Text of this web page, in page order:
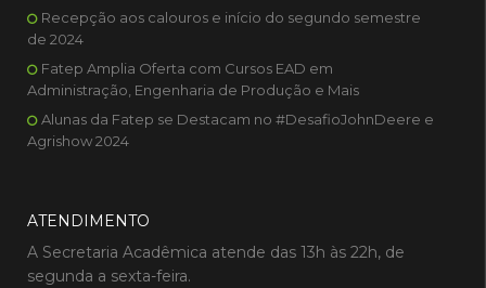
Recepção aos calouros e início do segundo semestre
de 2024
Fatep Amplia Oferta com Cursos EAD em
Administração, Engenharia de Produção e Mais
Alunas da Fatep se Destacam no #DesafioJohnDeere e
Agrishow 2024
ATENDIMENTO
A Secretaria Acadêmica atende das 13h às 22h, de
segunda a sexta-feira.